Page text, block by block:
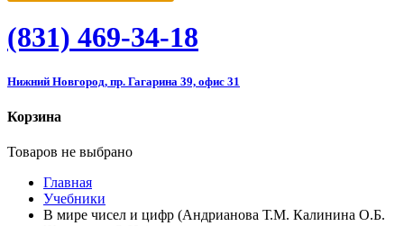
(831) 469-34-18
Нижний Новгород, пр. Гагарина 39, офис 31
Корзина
Товаров не выбрано
Главная
Учебники
В мире чисел и цифр (Андрианова Т.М. Калинина О.Б.